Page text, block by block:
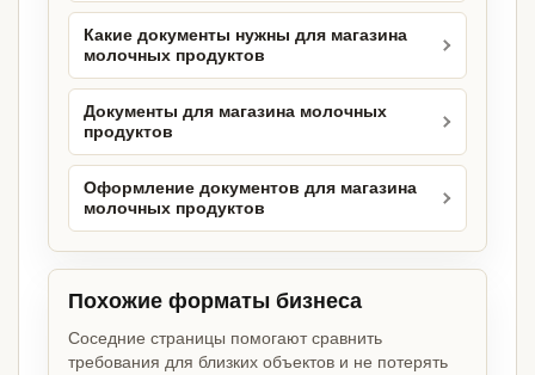
Какие документы нужны для магазина
молочных продуктов
Документы для магазина молочных
продуктов
Оформление документов для магазина
молочных продуктов
Похожие форматы бизнеса
Соседние страницы помогают сравнить
требования для близких объектов и не потерять